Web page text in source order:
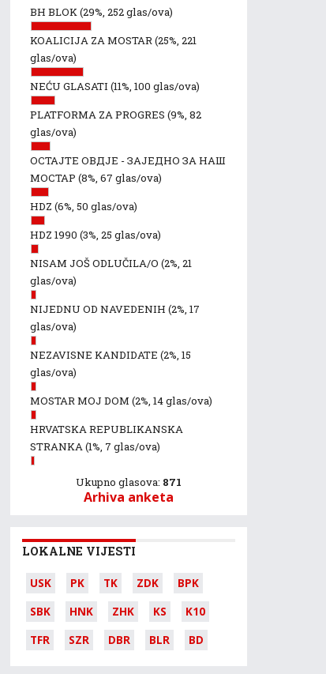
BH BLOK(29%, 252 glas/ova)
KOALICIJA ZA MOSTAR(25%, 221
glas/ova)
NEĆU GLASATI (11%, 100 glas/ova)
PLATFORMA ZA PROGRES (9%, 82
glas/ova)
ОСТАЈТЕ ОВДЈЕ - ЗАЈЕДНО ЗА НАШ
МОСТАР (8%, 67 glas/ova)
HDZ (6%, 50 glas/ova)
HDZ 1990 (3%, 25 glas/ova)
NISAM JOŠ ODLUČILA/O (2%, 21
glas/ova)
NIJEDNU OD NAVEDENIH (2%, 17
glas/ova)
NEZAVISNE KANDIDATE (2%, 15
glas/ova)
MOSTAR MOJ DOM (2%, 14 glas/ova)
HRVATSKA REPUBLIKANSKA
STRANKA(1%, 7 glas/ova)
Ukupno glasova: 871
Arhiva anketa
LOKALNE VIJESTI
USK PK TK ZDK
BPK
SBK
HNK ZHK KS
K10
TFR
SZR DBR BLR BD